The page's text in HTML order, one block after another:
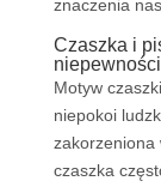
znaczenia
Czaszka i
niepewności
Motyw
niepokoi
zakorzeniona
czaszka